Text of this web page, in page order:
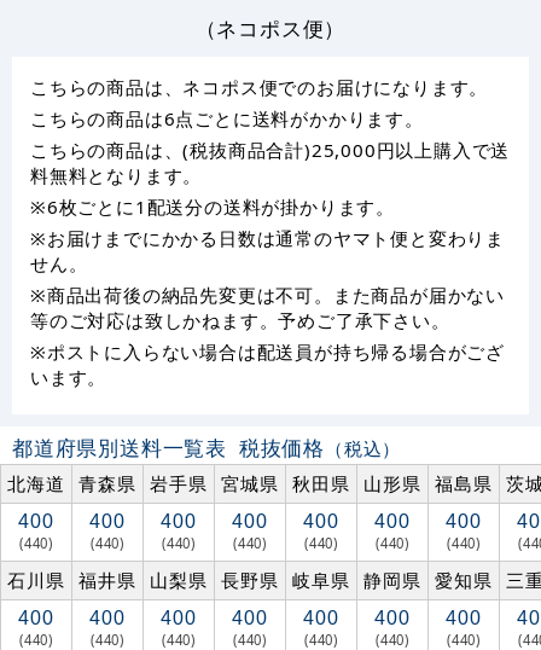
（ネコポス便）
こちらの商品は、ネコポス便でのお届けになります。
こちらの商品は6点ごとに送料がかかります。
こちらの商品は、(税抜商品合計)25,000円以上購入で送
料無料となります。
※6枚ごとに1配送分の送料が掛かります。
※お届けまでにかかる日数は通常のヤマト便と変わりま
せん。
※商品出荷後の納品先変更は不可。また商品が届かない
等のご対応は致しかねます。予めご了承下さい。
※ポストに入らない場合は配送員が持ち帰る場合がござ
います。
都道府県別送料一覧表 税抜価格 （税込）
北海道
青森県 岩手県 宮城県 秋田県 山形県 福島県 茨
400
(440)
400
(440)
400
(440)
400
(440)
400
(440)
400
(440)
400
(440)
石川県 福井県 山梨県 長野県 岐阜県 静岡県 愛知県 三
400
(440)
400
(440)
400
(440)
400
(440)
400
(440)
400
(440)
400
(440)